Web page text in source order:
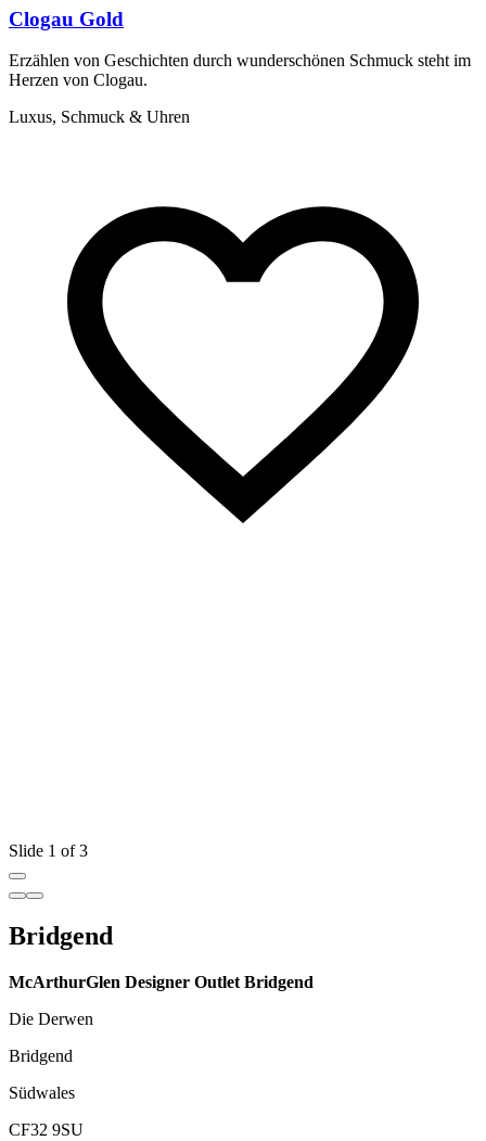
Clogau Gold
Erzählen von Geschichten durch wunderschönen Schmuck steht im
Herzen von Clogau.
Luxus, Schmuck & Uhren
Slide 1 of 3
Bridgend
McArthurGlen Designer Outlet Bridgend
Die Derwen
Bridgend
Südwales
CF32 9SU